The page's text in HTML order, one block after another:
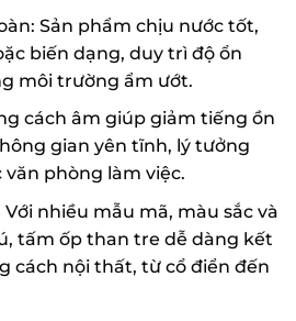
Sản phẩm chịu nước tốt,
biến dạng, duy trì độ ổn
môi trường ẩm ướt.
cách âm giúp giảm tiếng ồn
gian yên tĩnh, lý tưởng
phòng làm việc.
nhiều mẫu mã, màu sắc và
tấm ốp than tre dễ dàng kết
cách nội thất, từ cổ điển đến